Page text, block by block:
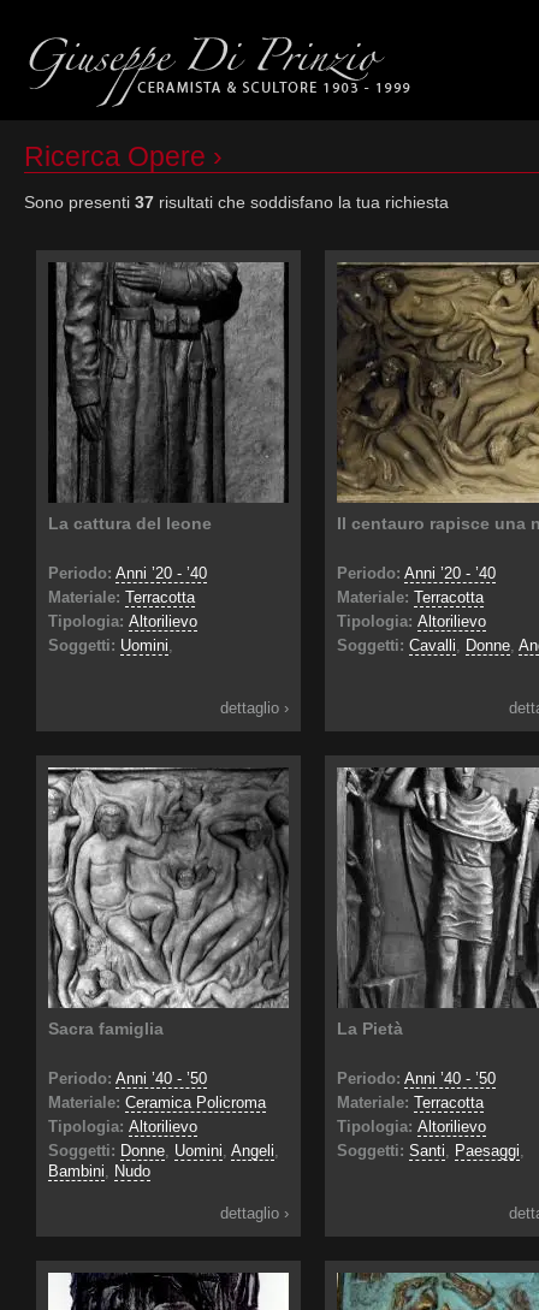
Ricerca Opere ›
Sono presenti 37risultati che soddisfano la tua richiesta
La cattura del leone
Periodo: Anni ’20 - ’40
Materiale: Terracotta
Tipologia: Altorilievo
Soggetti: Uomini
dettaglio ›
Il centauro rapisce una
Periodo: Anni ’20 - ’40
Materiale: Terracotta
Tipologia: Altorilievo
Soggetti: Cavalli Donne,
Sacra famiglia
Periodo: Anni ’40 - ’50
Materiale: Ceramica Policroma
Tipologia: Altorilievo
Soggetti: Donne, Uomini Angeli
Bambini
Nudo
dettaglio ›
La Pietà
Periodo: Anni ’40 - ’50
Materiale: Terracotta
Tipologia: Altorilievo
Soggetti: Santi Paesaggi